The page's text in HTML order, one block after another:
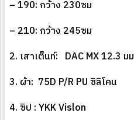
– 190: กว้าง 230ซม
– 210: กว้าง 245ซม
2. เสาเต็นท์: DAC MX 12.3 มม
3. ผ้า: 75D P/R PU ซิลิโคน
4. ซิป : YKK Vislon